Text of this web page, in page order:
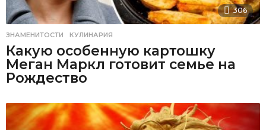
306
ЗНАМЕНИТОСТИ ,КУЛИНАРИЯ
Какую особенную картошку
Меган Маркл готовит семье на
Рождество